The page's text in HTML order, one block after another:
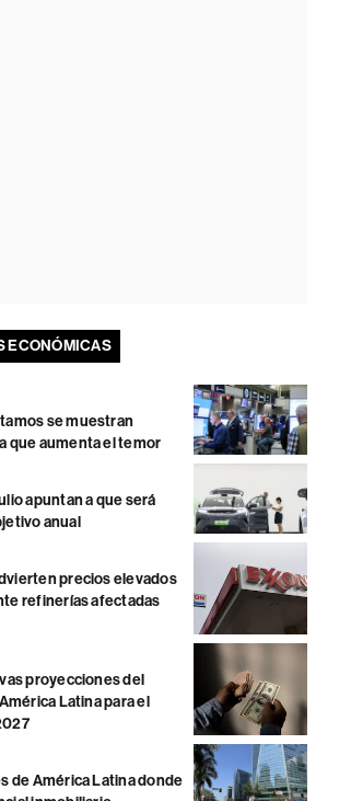
ECONÓMICAS
se muestran
que aumenta el temor
apuntan a que será
anual
precios elevados
refinerías afectadas
proyecciones del
Latina para el
de América Latina donde